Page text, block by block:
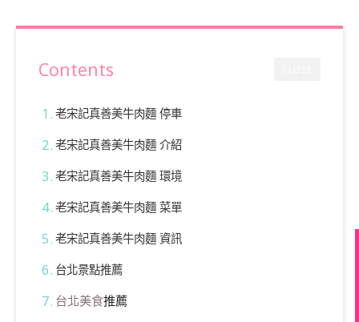
Contents
老宋記真善美牛肉麵 停車
老宋記真善美牛肉麵 介紹
老宋記真善美牛肉麵 環境
老宋記真善美牛肉麵 菜單
老宋記真善美牛肉麵 資訊
台北景點推薦
台北美食推薦